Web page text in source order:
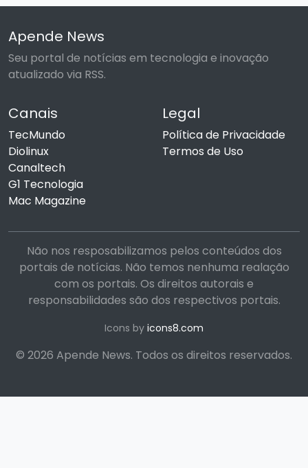
Apende News
Seu portal de notícias em tecnologia e inovação
atualizado via RSS.
Canais
TecMundo
Diolinux
Canaltech
G1 Tecnologia
Mac Magazine
Legal
Política de Privacidade
Termos de Uso
Não nos resposabilizamos pelos conteúdos dos
portais de notícias. Não temos nenhuma realação
com os portais. Os direitos autorais e
responsabilidades são dos respectivos portais.
Icons by icons8.com
© 2026 Apende News. Todos os direitos reservados.